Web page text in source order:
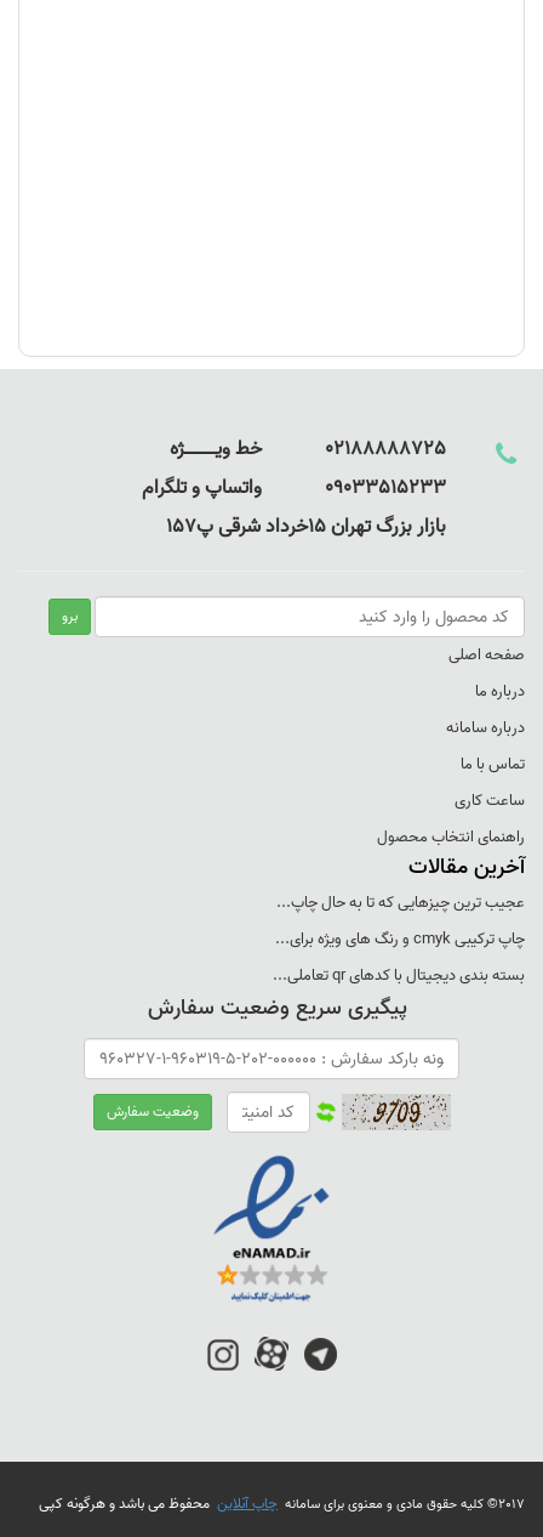
02188888725 خط ویـــــــــــــژه
09033515233 واتساپ و تلگرام
بازار بزرگ تهران 15خرداد شرقی پ157
صفحه اصلی
درباره ما
درباره سامانه
تماس با ما
ساعت کاری
راهنمای انتخاب محصول
آخرین مقالات
عجيب ترين چيزهايی که تا به حال چاپ...
چاپ ترکيبی cmyk و رنگ های ويژه برای...
بسته بندی ديجيتال با کدهای qr تعاملی...
پیگیری سریع وضعیت سفارش
2017© کلیه حقوق مادی و معنوی برای سامانه چاپ آنلاین محفوظ می باشد و هرگونه کپی